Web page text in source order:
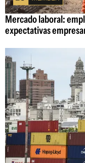
Mercado laboral:
expectativas